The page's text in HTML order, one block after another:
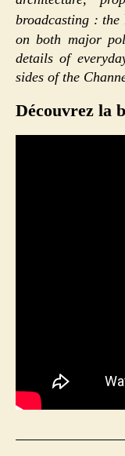
broadcasting : the
on both major
details of
sides of the
Découvrez la